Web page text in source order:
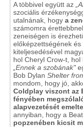
A többivel együtt az
szociális
utalnának, hogy a
számomra
zeneiségen is
előképzettségének
kiteljesedésével
hol Cheryl Crow-t,
„Ennek a szobának"
Bob Dylan Shelter
mondom, hogy jó,
Coldplay viszont az
fényében
alapvezetését
annyiban, hogy a
popzenében kicsit